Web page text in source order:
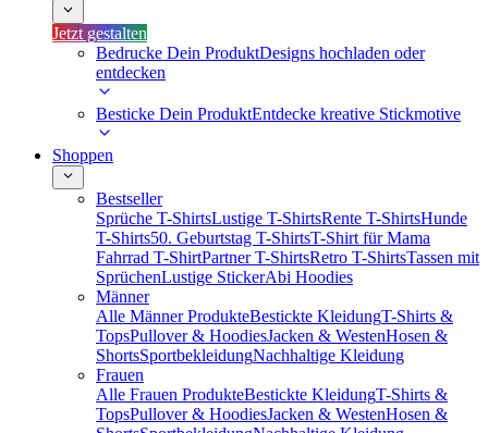
Jetzt gestalten
Bedrucke Dein ProduktDesigns hochladen oder
entdecken
Besticke Dein ProduktEntdecke kreative Stickmotive
Shoppen
Bestseller
Sprüche T-ShirtsLustige T-ShirtsRente T-ShirtsHunde
T-Shirts50. Geburtstag T-ShirtsT-Shirt für Mama
Fahrrad T-ShirtPartner T-ShirtsRetro T-ShirtsTassen mit
SprüchenLustige StickerAbi Hoodies
Männer
Alle Männer ProdukteBestickte KleidungT-Shirts &
TopsPullover & HoodiesJacken & WestenHosen &
ShortsSportbekleidungNachhaltige Kleidung
Frauen
Alle Frauen ProdukteBestickte KleidungT-Shirts &
TopsPullover & HoodiesJacken & WestenHosen &